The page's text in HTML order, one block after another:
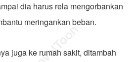
dia harus rela mengorbankan
meringankan beban.
juga ke rumah sakit, ditambah